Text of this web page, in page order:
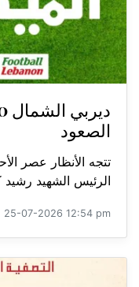
الصعود
تتجه الأنظار عصر
الرئيس الشهيد
25-07-2026 12:54 pm